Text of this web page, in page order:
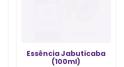
Essência Jabuticaba
(100ml)